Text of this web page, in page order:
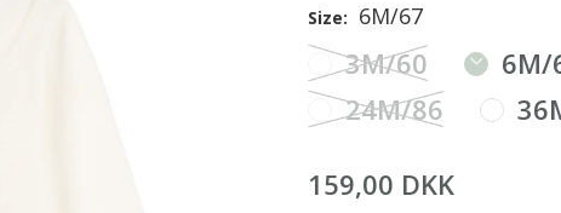
Size: 6M/67
3M/60 6M/
24M/86
159,00 DKK